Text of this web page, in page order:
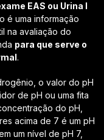
EAS ou Urina I
é uma informação
na avaliação do
para que serve o
.
o valor do pH
de pH ou uma fita
do pH,
acima de 7 é um pH
um nível de pH 7,